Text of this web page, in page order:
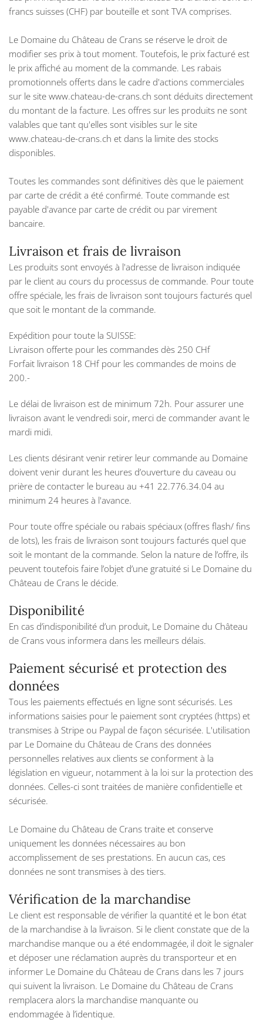
francs suisses (CHF) par bouteille et sont TVA comprises.
Le Domaine du Château de Crans se réserve le droit de
modifier ses prix à tout moment. Toutefois, le prix facturé est
le prix affiché au moment de la commande. Les rabais
promotionnels offerts dans le cadre d'actions commerciales
sur le site www.chateau-de-crans.ch sont déduits directement
du montant de la facture. Les offres sur les produits ne sont
valables que tant qu'elles sont visibles sur le site
www.chateau-de-crans.ch et dans la limite des stocks
disponibles.
Toutes les commandes sont définitives dès que le paiement
par carte de crédit a été confirmé. Toute commande est
payable d'avance par carte de crédit ou par virement
bancaire.
Livraison et frais de livraison
Les produits sont envoyés à l'adresse de livraison indiquée
par le client au cours du processus de commande. Pour toute
offre spéciale, les frais de livraison sont toujours facturés quel
que soit le montant de la commande.
Expédition pour toute la SUISSE:
Livraison offerte pour les commandes dès 250 CHf
Forfait livraison 18 CHf pour les commandes de moins de
200.-
Le délai de livraison est de minimum 72h. Pour assurer une
livraison avant le vendredi soir, merci de commander avant le
mardi midi.
Les clients désirant venir retirer leur commande au Domaine
doivent venir durant les heures d’ouverture du caveau ou
prière de contacter le bureau au +41 22.776.34.04 au
minimum 24 heures à l'avance.
Pour toute offre spéciale ou rabais spéciaux (offres flash/ fins
de lots), les frais de livraison sont toujours facturés quel que
soit le montant de la commande. Selon la nature de l’offre, ils
peuvent toutefois faire l’objet d’une gratuité si Le Domaine du
Château de Crans le décide.
Disponibilité
En cas d’indisponibilité d’un produit, Le Domaine du Château
de Crans vous informera dans les meilleurs délais.
Paiement sécurisé et protection des
données
Tous les paiements effectués en ligne sont sécurisés. Les
informations saisies pour le paiement sont cryptées (https) et
transmises à Stripe ou Paypal de façon sécurisée. L'utilisation
par Le Domaine du Château de Crans des données
personnelles relatives aux clients se conforment à la
législation en vigueur, notamment à la loi sur la protection des
données. Celles-ci sont traitées de manière confidentielle et
sécurisée.
Le Domaine du Château de Crans traite et conserve
uniquement les données nécessaires au bon
accomplissement de ses prestations. En aucun cas, ces
données ne sont transmises à des tiers.
Vérification de la marchandise
Le client est responsable de vérifier la quantité et le bon état
de la marchandise à la livraison. Si le client constate que de la
marchandise manque ou a été endommagée, il doit le signaler
et déposer une réclamation auprès du transporteur et en
informer Le Domaine du Château de Crans dans les 7 jours
qui suivent la livraison. Le Domaine du Château de Crans
remplacera alors la marchandise manquante ou
endommagée à l’identique.